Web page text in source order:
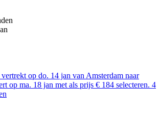
op do. 14 jan van Amsterdam naar
op ma. 18 jan met als prijs € 184 selecteren. 4